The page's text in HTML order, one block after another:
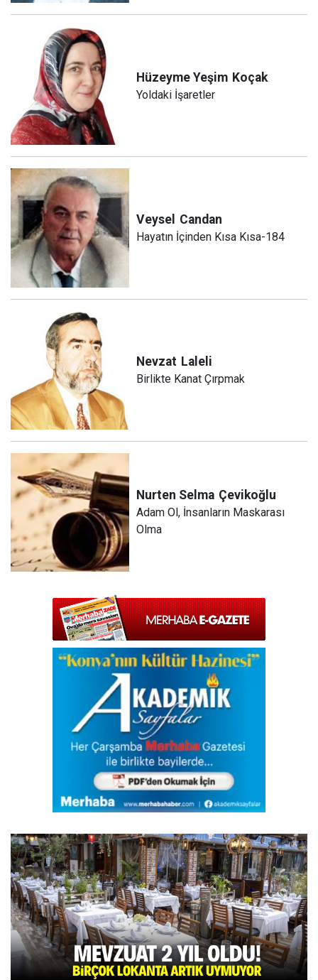
Hüzeyme Yeşim Koçak
Yoldaki İşaretler
Veysel Candan
Hayatın İçinden Kısa Kısa-184
Nevzat Laleli
Birlikte Kanat Çırpmak
Nurten Selma Çevikoğlu
Adam Ol, İnsanların Maskarası
Olma